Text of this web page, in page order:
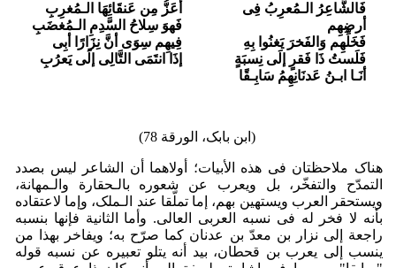
فَالشَّاعِرُ الـمُعرِبُ فِی
أرضِهِم
فَخَلِّهِم وَالفَخرَ یَغنُوا بِهِ
فَلَستُ ذَا فَقرٍ إلَى نِسبَةٍ
أنَـا ابـنُ عَدنَانِهِمُ سَابِـقًا
أعَزُّ مِن عَنقَائِهَا الـمُغرِبِ
فَهوَ سِلاحُ السَّدِمِ الـمُغضَبِ
فِیهِم سِوَى أنَّ نِزَارًا أبِی
إذَا انتَمَى التَّالِی إلَی یَعرُبِ
(ابن بابک، الورقة 78)
هناک ملاحظتان فی هذه الأبیات؛ أولاهما أن الشاعر لیس بصدد
التمدّح والتفخّر، بل ویعرب عن شعوره بالـحقارة والـمهانة،
ویستحقر العرب ویستهین بهم، إما تملّقا عند الـملک، وإما لاعتقاده
بأنه لا فخر له فی نسبه العربی العالی. وأما الثانیة فإنها بنسبه
راجعة إلى نزار بن معدّ بن عدنان کما صرّح به؛ ویفاخر بهذا من
ینسب إلى یعرب بن قحطان، بید أنه یتلو تعبیره عن نسبه قوله